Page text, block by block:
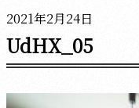
2021年2月24日
UdHX_05